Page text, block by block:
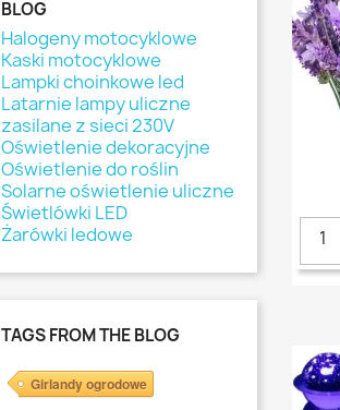
BLOG
Halogeny motocyklowe
Kaski motocyklowe
Lampki choinkowe led
Latarnie lampy uliczne
zasilane z sieci 230V
Oświetlenie dekoracyjne
Oświetlenie do roślin
Solarne oświetlenie uliczne
Świetlówki LED
Żarówki ledowe
TAGS FROM THE BLOG
Girlandy ogrodowe